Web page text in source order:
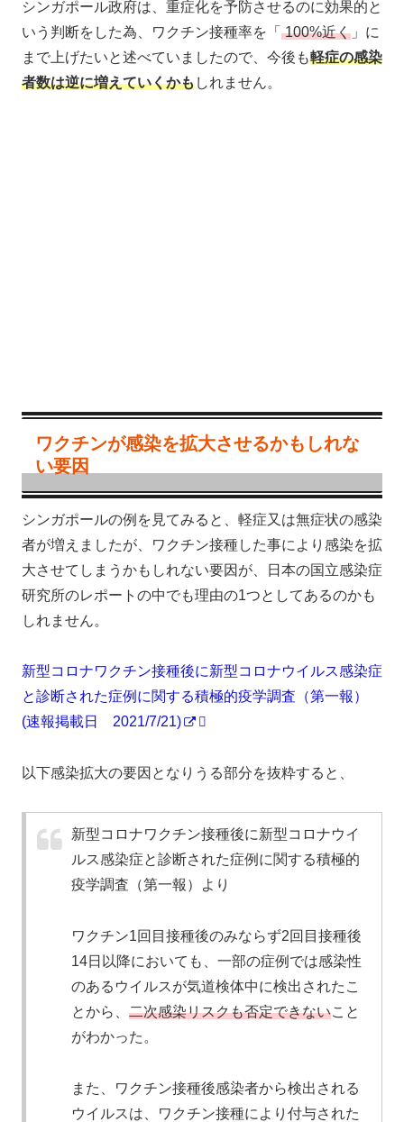
シンガポール政府は、重症化を予防させるのに効果的と
いう判断をした為、ワクチン接種率を「 100%近く 」に
まで上げたいと述べていましたので、今後も軽症の感染
者数は逆に増えていくかもしれません。
ワクチンが感染を拡大させるかもしれな
い要因
シンガポールの例を見てみると、軽症又は無症状の感染
者が増えましたが、ワクチン接種した事により感染を拡
大させてしまうかもしれない要因が、日本の国立感染症
研究所のレポートの中でも理由の1つとしてあるのかも
しれません。
新型コロナワクチン接種後に新型コロナウイルス感染症
と診断された症例に関する積極的疫学調査（第一報）
(速報掲載日 2021/7/21)
以下感染拡大の要因となりうる部分を抜粋すると、
新型コロナワクチン接種後に新型コロナウイ
ルス感染症と診断された症例に関する積極的
疫学調査（第一報）より
ワクチン1回目接種後のみならず2回目接種後
14日以降においても、一部の症例では感染性
のあるウイルスが気道検体中に検出されたこ
とから、 二次感染リスクも否定できないこと
がわかった。
また、ワクチン接種後感染者から検出される
ウイルスは、ワクチン接種により付与された